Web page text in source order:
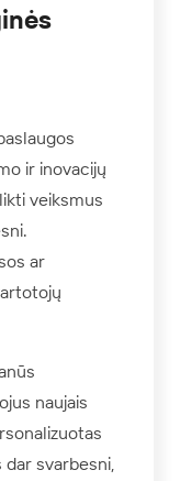
ir inovacijų
veiksmus
ar
naujais
svarbesni,